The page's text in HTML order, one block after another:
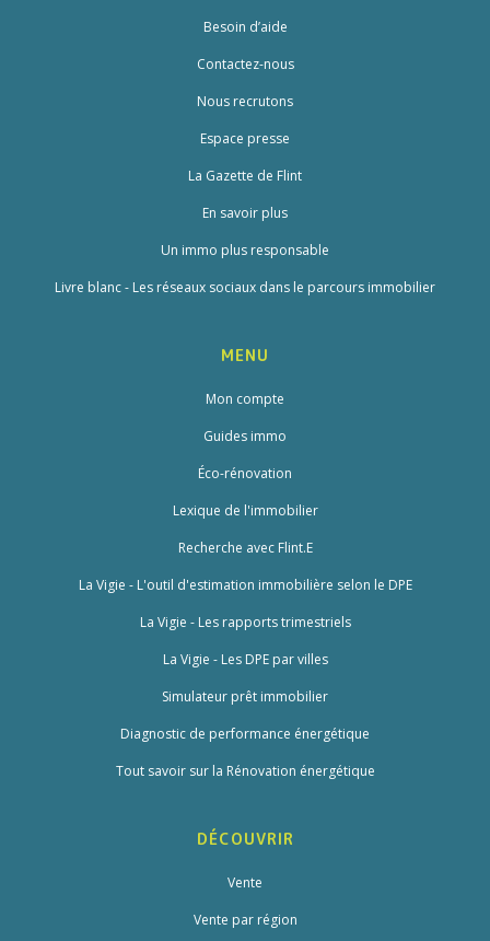
Besoin d’aide
Contactez-nous
Nous recrutons
Espace presse
La Gazette de Flint
En savoir plus
Un immo plus responsable
Livre blanc - Les réseaux sociaux dans le parcours immobilier
MENU
Mon compte
Guides immo
Éco-rénovation
Lexique de l'immobilier
Recherche avec Flint.E
La Vigie - L'outil d'estimation immobilière selon le DPE
La Vigie - Les rapports trimestriels
La Vigie - Les DPE par villes
Simulateur prêt immobilier
Diagnostic de performance énergétique
Tout savoir sur la Rénovation énergétique
DÉCOUVRIR
Vente
Vente par région